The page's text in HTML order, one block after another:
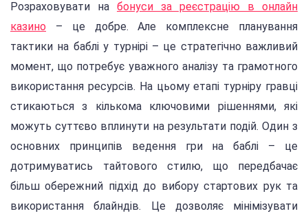
Розраховувати на бонуси за реєстрацію в онлайн
казино – це добре. Але комплексне планування
тактики на баблі у турнірі – це стратегічно важливий
момент, що потребує уважного аналізу та грамотного
використання ресурсів. На цьому етапі турніру гравці
стикаються з кількома ключовими рішеннями, які
можуть суттєво вплинути на результати подій. Один з
основних принципів ведення гри на баблі – це
дотримуватись тайтового стилю, що передбачає
більш обережний підхід до вибору стартових рук та
використання блайндів. Це дозволяє мінімізувати